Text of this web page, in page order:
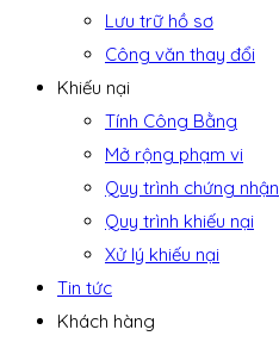
Lưu trữ hồ sơ
Công văn thay đổi
Khiếu nại
Tính Công Bằng
Mở rộng phạm vi
Quy trình chứng nhận
Quy trình khiếu nại
Xử lý khiếu nại
Tin tức
Khách hàng